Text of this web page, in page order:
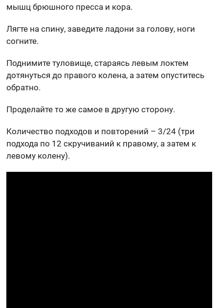
мышц брюшного пресса и кора.
Лягте на спину, заведите ладони за голову, ноги
согните.
Поднимите туловище, стараясь левым локтем
дотянуться до правого колена, а затем опуститесь
обратно.
Проделайте то же самое в другую сторону.
Количество подходов и повторений – 3/24 (три
подхода по 12 скручиваний к правому, а затем к
левому колену).